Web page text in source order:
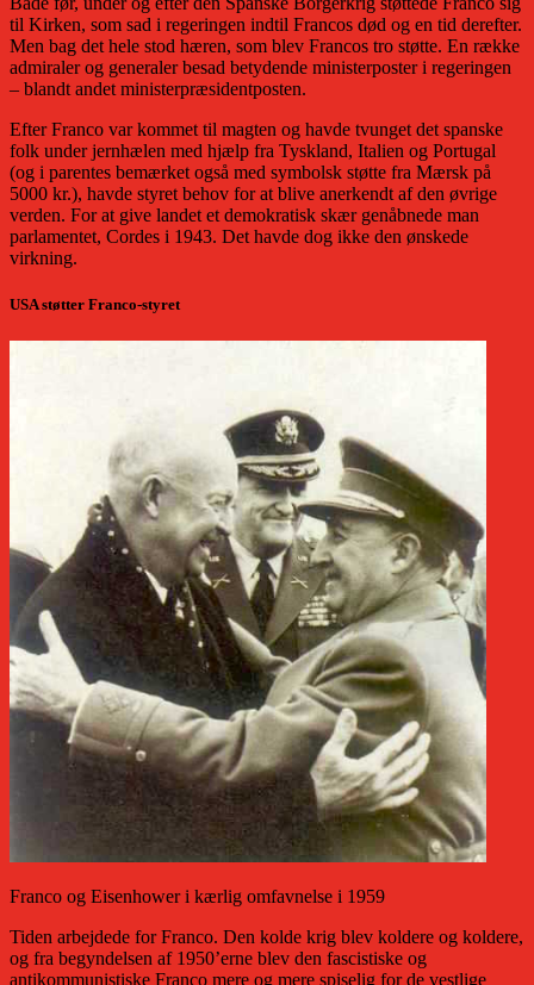
til Kirken, som sad i regeringen indtil Francos død og en tid derefter.
Men bag det hele stod hæren, som blev Francos tro støtte. En række
admiraler og generaler besad betydende ministerposter i regeringen
– blandt andet ministerpræsidentposten.
Efter Franco var kommet til magten og havde tvunget det spanske
folk under jernhælen med hjælp fra Tyskland, Italien og Portugal
(og i parentes bemærket også med symbolsk støtte fra Mærsk på
5000 kr.), havde styret behov for at blive anerkendt af den øvrige
verden. For at give landet et demokratisk skær genåbnede man
parlamentet, Cordes i 1943. Det havde dog ikke den ønskede
virkning.
USA støtter Franco-styret
Franco og Eisenhower i kærlig omfavnelse i 1959
Tiden arbejdede for Franco. Den kolde krig blev koldere og koldere,
og fra begyndelsen af 1950’erne blev den fascistiske og
antikommunistiske Franco mere og mere spiselig for de vestlige